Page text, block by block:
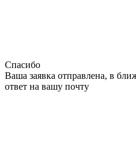
Спасибо
Ваша заявка отправлена, в
ответ на вашу почту